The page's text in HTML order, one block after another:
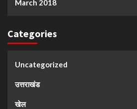
March 2018
Categories
Uncategorized
उत्तराखंड
खेल